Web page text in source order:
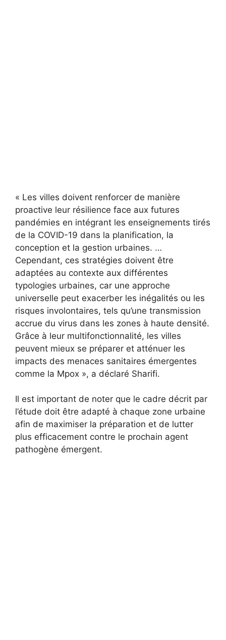
« Les villes doivent renforcer de manière
proactive leur résilience face aux futures
pandémies en intégrant les enseignements tirés
de la COVID-19 dans la planification, la
conception et la gestion urbaines. …
Cependant, ces stratégies doivent être
adaptées au contexte aux différentes
typologies urbaines, car une approche
universelle peut exacerber les inégalités ou les
risques involontaires, tels qu’une transmission
accrue du virus dans les zones à haute densité.
Grâce à leur multifonctionnalité, les villes
peuvent mieux se préparer et atténuer les
impacts des menaces sanitaires émergentes
comme la Mpox », a déclaré Sharifi.
Il est important de noter que le cadre décrit par
l’étude doit être adapté à chaque zone urbaine
afin de maximiser la préparation et de lutter
plus efficacement contre le prochain agent
pathogène émergent.